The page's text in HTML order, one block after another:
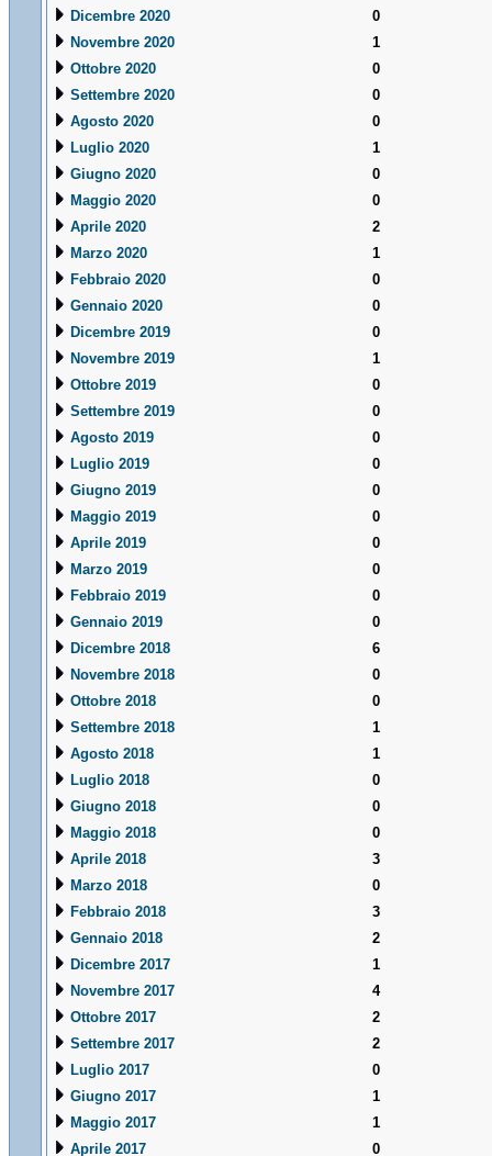
Dicembre 2020
0
Novembre 2020
1
Ottobre 2020
0
Settembre 2020
0
Agosto 2020
0
Luglio 2020
1
Giugno 2020
0
Maggio 2020
0
Aprile 2020
2
Marzo 2020
1
Febbraio 2020
0
Gennaio 2020
0
Dicembre 2019
0
Novembre 2019
1
Ottobre 2019
0
Settembre 2019
0
Agosto 2019
0
Luglio 2019
0
Giugno 2019
0
Maggio 2019
0
Aprile 2019
0
Marzo 2019
0
Febbraio 2019
0
Gennaio 2019
0
Dicembre 2018
6
Novembre 2018
0
Ottobre 2018
0
Settembre 2018
1
Agosto 2018
1
Luglio 2018
0
Giugno 2018
0
Maggio 2018
0
Aprile 2018
3
Marzo 2018
0
Febbraio 2018
3
Gennaio 2018
2
Dicembre 2017
1
Novembre 2017
4
Ottobre 2017
2
Settembre 2017
2
Luglio 2017
0
Giugno 2017
1
Maggio 2017
1
Aprile 2017
0